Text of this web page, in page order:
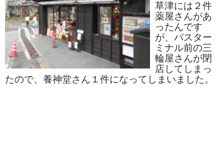
草津には２件
薬屋さんがあ
ったんです
が、バスター
ミナル前の三
輪屋さんが閉
店してしまっ
たので、養神堂さん１件になってしまいました。